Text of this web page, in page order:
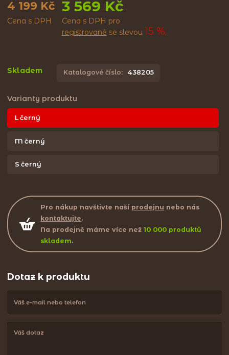
4 199 Kč
Cena s DPH
3 569 Kč
Cena s DPH pro
registrované se slevou 15 %.
Skladem Katalogové číslo: 438205
Varianty produktu
L černý
M černý
S černý
Pro nákup navštivte naší prodejnu nebo nás
kontaktujte.
Na prodejně máme více než 10 000 produktů
skladem.
Dotaz k produktu